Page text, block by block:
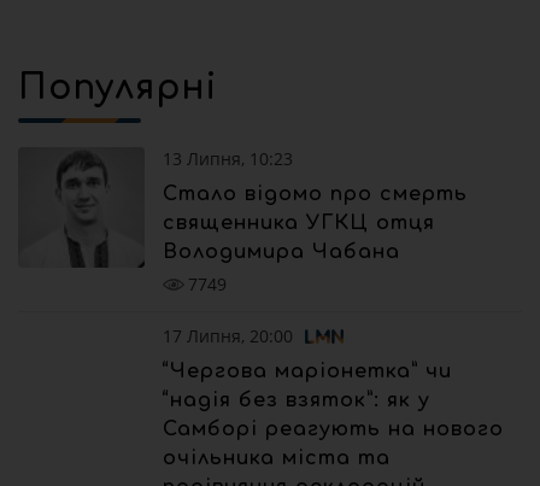
Популярні
13 Липня, 10:23
Стало відомо про смерть
священника УГКЦ отця
Володимира Чабана
7749
17 Липня, 20:00
“Чергова маріонетка” чи
“надія без взяток”: як у
Самборі реагують на нового
очільника міста та